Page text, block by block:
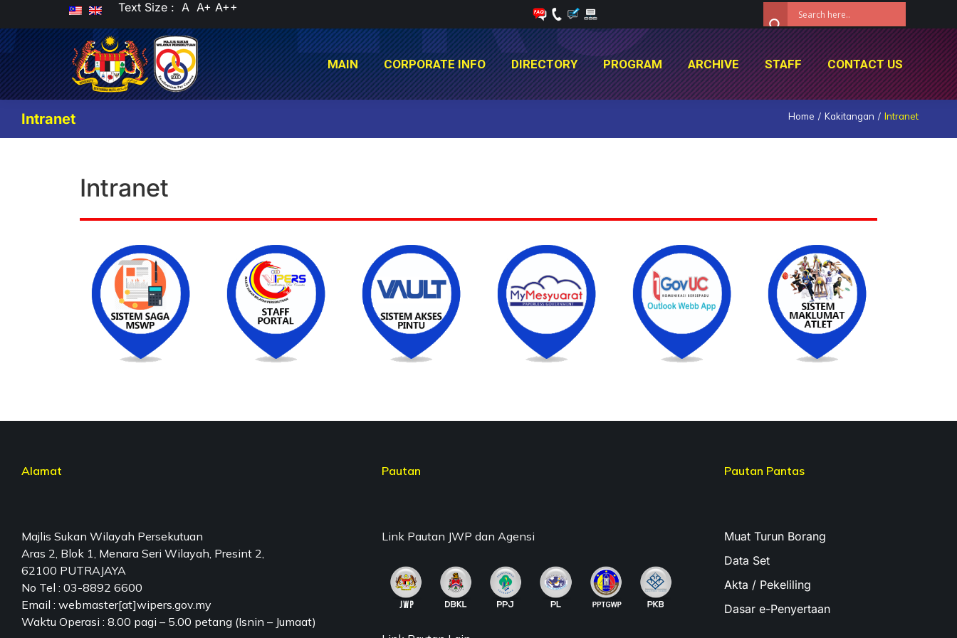
Text Size : A A+ A++
MAIN CORPORATE INFO DIRECTORY PROGRAM ARCHIVE STAFF CONTACT US
Intranet Home Kakitangan Intranet
Intranet
Alamat
Majlis Sukan Wilayah Persekutuan
Aras 2, Blok 1, Menara Seri Wilayah, Presint 2,
62100 PUTRAJAYA
No Tel : 03-8892 6600
Email : webmaster[at]wipers.gov.my
Waktu Operasi : 8.00 pagi – 5.00 petang (Isnin – Jumaat)
Pautan
Link Pautan JWP dan Agensi
Pautan Pantas
Muat Turun Borang
Data Set
Akta / Pekeliling
Dasar e-Penyertaan
MAIN CORPORATE INFO DIRECTORY PROGRAM ARCHIVE STAFF CONTACT US